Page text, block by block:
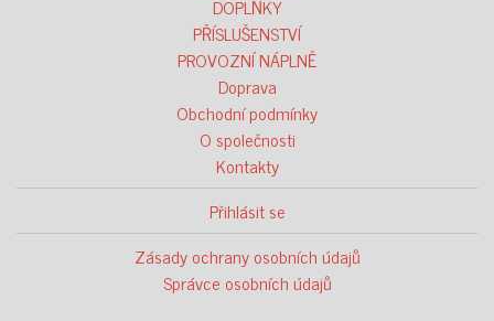
DOPLŇKY
PŘÍSLUŠENSTVÍ
PROVOZNÍ NÁPLNĚ
Doprava
Obchodní podmínky
O společnosti
Kontakty
Přihlásit se
Zásady ochrany osobních údajů
Správce osobních údajů